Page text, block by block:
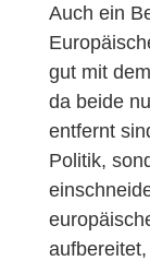
Auch ein
gut mit
da beide
entfernt
Politik,